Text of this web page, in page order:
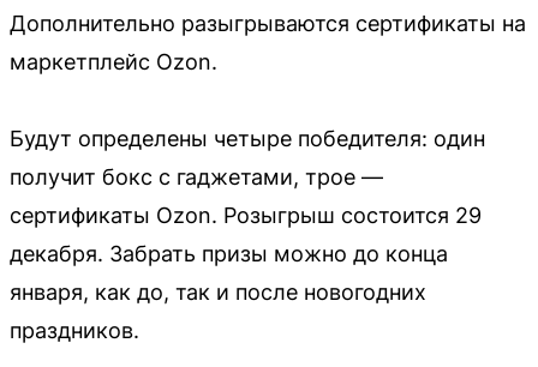
Дополнительно разыгрываются сертификаты на
маркетплейс Ozon.
Будут определены четыре победителя: один
получит бокс с гаджетами, трое —
сертификаты Ozon. Розыгрыш состоится 29
декабря. Забрать призы можно до конца
января, как до, так и после новогодних
праздников.